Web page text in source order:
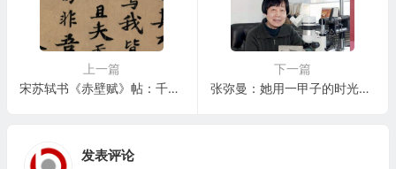
上一篇
宋苏轼书《赤壁赋》帖：千古名帖，千年一误
下一篇
张弥曼：她用一甲子的时光，揭开了远古化石的秘密
发表评论